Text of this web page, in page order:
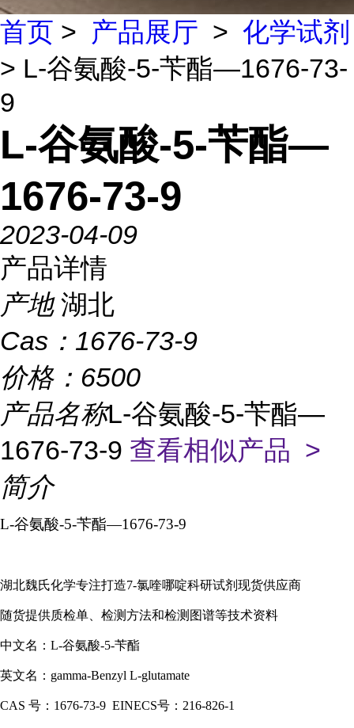
首页 > 产品展厅 > 化学试剂
> L-谷氨酸-5-苄酯—1676-73-
9
L-谷氨酸-5-苄酯—
1676-73-9
2023-04-09
产品详情
产地 湖北
Cas： 1676-73-9
价格： 6500
产品名称L-谷氨酸-5-苄酯—
1676-73-9 查看相似产品 >
简介
L-谷氨酸-5-苄酯—1676-73-9
湖北魏氏化学专注打造7-氯喹哪啶科研试剂现货供应商
随货提供质检单、检测方法和检测图谱等技术资料
中文名：L-谷氨酸-5-苄酯
英文名：gamma-Benzyl L-glutamate
CAS 号：1676-73-9 EINECS号：216-826-1